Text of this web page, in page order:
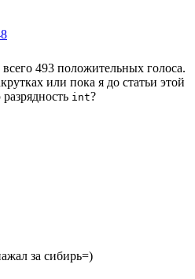
493 положительных голоса.
или пока я до статьи этой
int?
за сибирь=)